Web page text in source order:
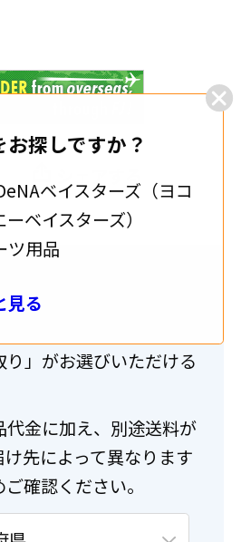
お探しですか？
ベイスターズ（ヨコ
ベイスターズ）
ツ用品
見る
」がお選びいただける
代金に加え、別途送料が
先によって異なります
確認ください。